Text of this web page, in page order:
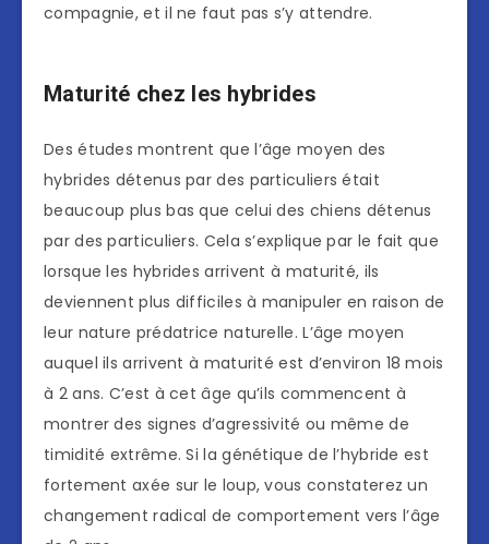
compagnie, et il ne faut pas s’y attendre.
Maturité chez les hybrides
Des études montrent que l’âge moyen des
hybrides détenus par des particuliers était
beaucoup plus bas que celui des chiens détenus
par des particuliers. Cela s’explique par le fait que
lorsque les hybrides arrivent à maturité, ils
deviennent plus difficiles à manipuler en raison de
leur nature prédatrice naturelle. L’âge moyen
auquel ils arrivent à maturité est d’environ 18 mois
à 2 ans. C’est à cet âge qu’ils commencent à
montrer des signes d’agressivité ou même de
timidité extrême. Si la génétique de l’hybride est
fortement axée sur le loup, vous constaterez un
changement radical de comportement vers l’âge